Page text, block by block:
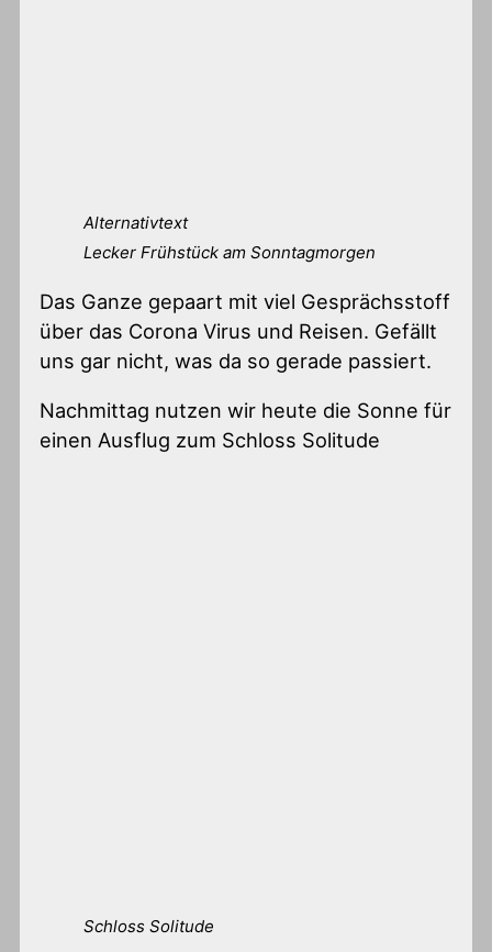
Alternativtext
Lecker Frühstück am Sonntagmorgen
Das Ganze gepaart mit viel Gesprächsstoff
über das Corona Virus und Reisen. Gefällt
uns gar nicht, was da so gerade passiert.
Nachmittag nutzen wir heute die Sonne für
einen Ausflug zum Schloss Solitude
Schloss Solitude